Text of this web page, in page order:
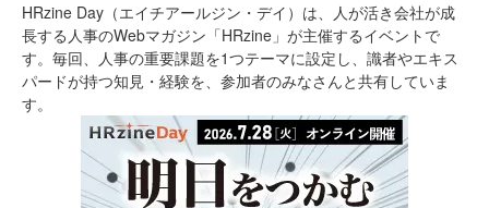
HRzine Day（エイチアールジン・デイ）は、人が活き会社が成
長する人事のWebマガジン「HRzine」が主催するイベントで
す。毎回、人事の重要課題を1つテーマに設定し、識者やエキス
パードが持つ知見・経験を、参加者のみなさんと共有していま
す。